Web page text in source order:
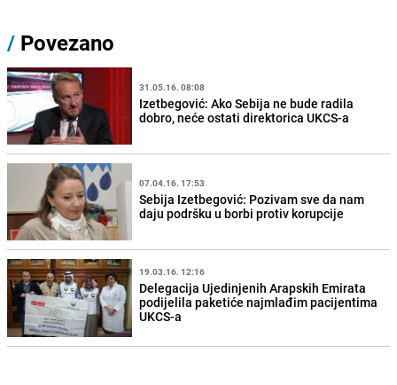
/ Povezano
31.05.16. 08:08
Izetbegović: Ako Sebija ne bude radila
dobro, neće ostati direktorica UKCS-a
07.04.16. 17:53
Sebija Izetbegović: Pozivam sve da nam
daju podršku u borbi protiv korupcije
19.03.16. 12:16
Delegacija Ujedinjenih Arapskih Emirata
podijelila paketiće najmlađim pacijentima
UKCS-a